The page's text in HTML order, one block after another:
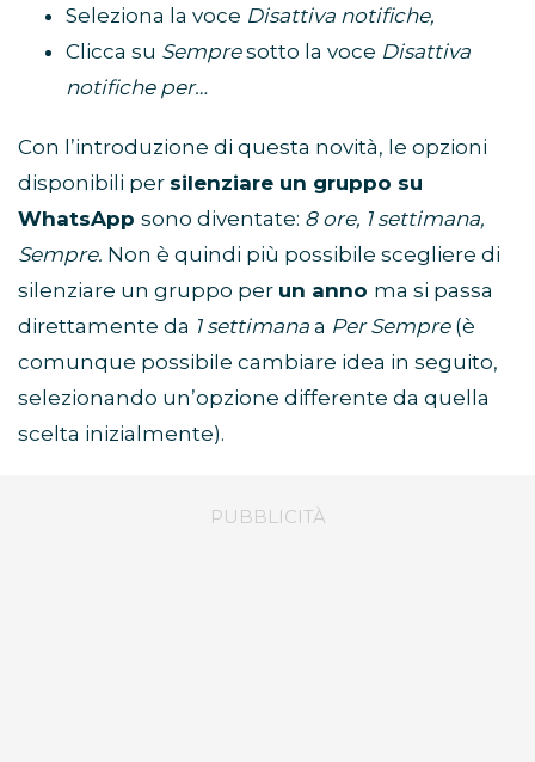
Seleziona la voce Disattiva notifiche,
Clicca su Sempresotto la voce Disattiva
notifiche per…
Con l’introduzione di questa novità, le opzioni
disponibili per silenziare un gruppo su
WhatsApp sono diventate: 8 ore, 1 settimana,
Sempre. Non è quindi più possibile scegliere di
silenziare un gruppo per un anno ma si passa
direttamente da 1 settimana a Per Sempre (è
comunque possibile cambiare idea in seguito,
selezionando un’opzione differente da quella
scelta inizialmente).